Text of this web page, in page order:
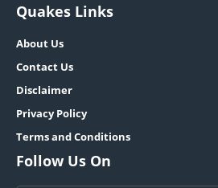
Quakes Links
About Us
Contact Us
Disclaimer
Privacy Policy
Terms and Conditions
Follow Us On